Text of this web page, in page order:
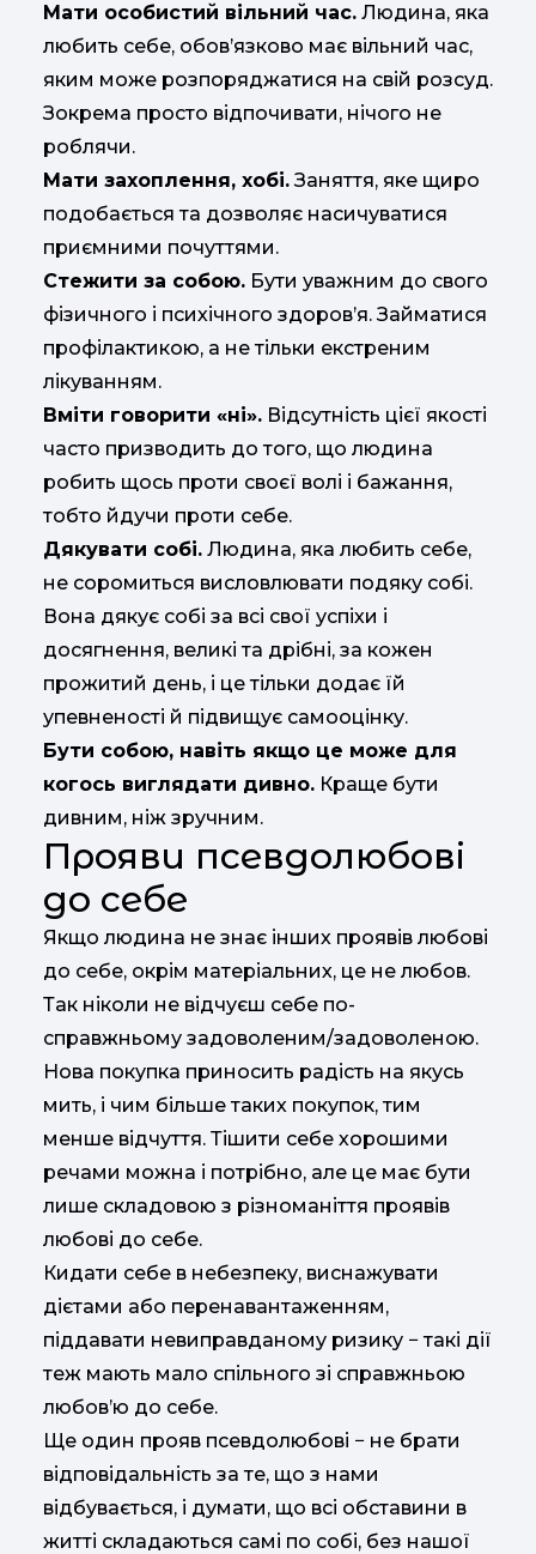
Мати особистий вільний час. Людина, яка
любить себе, обов’язково має вільний час,
яким може розпоряджатися на свій розсуд.
Зокрема просто відпочивати, нічого не
роблячи.
Мати захоплення, хобі.Заняття, яке щиро
подобається та дозволяє насичуватися
приємними почуттями.
Стежити за собою. Бути уважним до свого
фізичного і психічного здоров’я. Займатися
профілактикою, а не тільки екстреним
лікуванням.
Вміти говорити «ні». Відсутність цієї якості
часто призводить до того, що людина
робить щось проти своєї волі і бажання,
тобто йдучи проти себе.
Дякувати собі. Людина, яка любить себе,
не соромиться висловлювати подяку собі.
Вона дякує собі за всі свої успіхи і
досягнення, великі та дрібні, за кожен
прожитий день, і це тільки додає їй
упевненості й підвищує самооцінку.
Бути собою, навіть якщо це може для
когось виглядати дивно. Краще бути
дивним, ніж зручним.
Прояви псевдолюбові
до себе
Якщо людина не знає інших проявів любові
до себе, окрім матеріальних, це не любов.
Так ніколи не відчуєш себе по-
справжньому задоволеним/задоволеною.
Нова покупка приносить радість на якусь
мить, і чим більше таких покупок, тим
менше відчуття. Тішити себе хорошими
речами можна і потрібно, але це має бути
лише складовою з різноманіття проявів
любові до себе.
Кидати себе в небезпеку, виснажувати
дієтами або перенавантаженням,
піддавати невиправданому ризику − такі дії
теж мають мало спільного зі справжньою
любов’ю до себе.
Ще один прояв псевдолюбові − не брати
відповідальність за те, що з нами
відбувається, і думати, що всі обставини в
житті складаються самі по собі, без нашої